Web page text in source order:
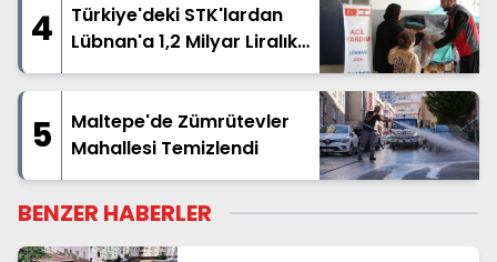
4
Türkiye'deki STK'lardan
Lübnan'a 1,2 Milyar Liralık
İnsani Yardım
5
Maltepe'de Zümrütevler
Mahallesi Temizlendi
BENZER HABERLER